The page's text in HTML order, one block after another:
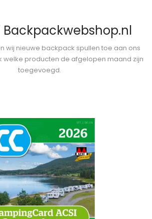
Backpackwebshop.nl
wij nieuwe backpack spullen toe aan ons
welke producten de afgelopen maand zijn
toegevoegd.